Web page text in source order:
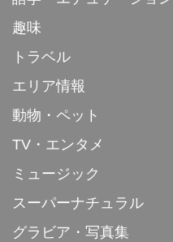
趣味
トラベル
エリア情報
動物・ペット
TV・エンタメ
ミュージック
スーパーナチュラル
グラビア・写真集